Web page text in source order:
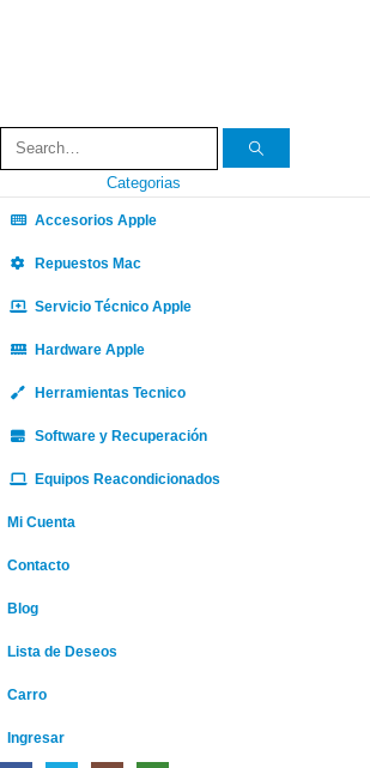
Categorias
Accesorios Apple
Repuestos Mac
Servicio Técnico Apple
Hardware Apple
Herramientas Tecnico
Software y Recuperación
Equipos Reacondicionados
Mi Cuenta
Contacto
Blog
Lista de Deseos
Carro
Ingresar